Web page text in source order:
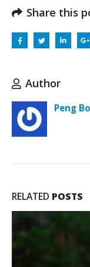
Share this
Author
Peng
RELATED POSTS